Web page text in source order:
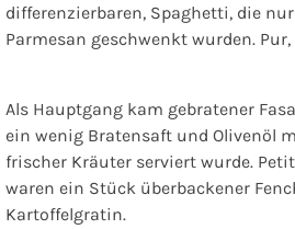
differenzierbaren, Spaghetti, die
Parmesan geschwenkt wurden.
Als Hauptgang kam gebratener
ein wenig Bratensaft und Olivenöl
frischer Kräuter serviert wurde.
waren ein Stück überbackener
Kartoffelgratin.